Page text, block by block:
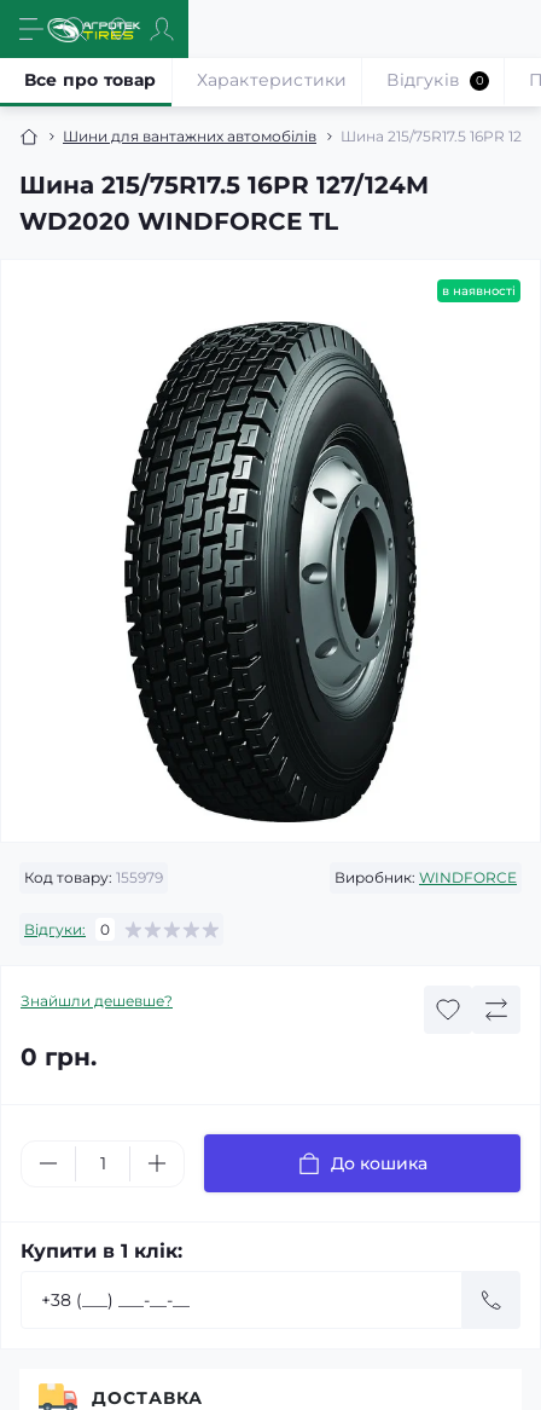
Шини для вантажних автомобілів Шина 215/75R17.5 16PR
Шина 215/75R17.5 16PR 127/124M
WD2020 WINDFORCE TL
Все про товар Характеристики Відгуків 0
в наявності
Код товару: 155979 Виробник: WINDFORCE
Відгуки: 0
Знайшли дешевше?
0 грн.
До кошика
Купити в 1 клік:
ДОСТАВКА